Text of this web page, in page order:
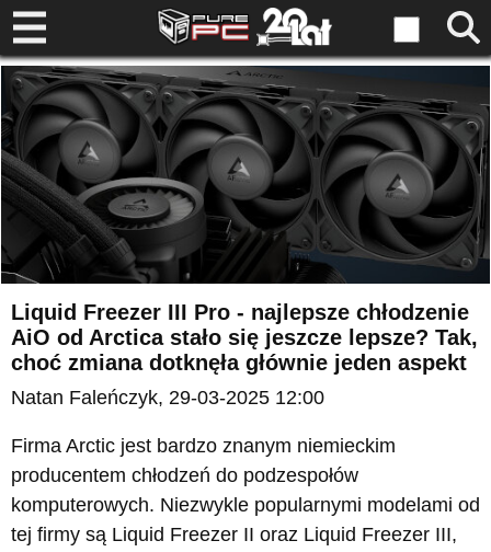
Liquid Freezer III Pro - najlepsze chłodzenie
AiO od Arctica stało się jeszcze lepsze? Tak,
choć zmiana dotknęła głównie jeden aspekt
Natan Faleńczyk, 29-03-2025 12:00
Firma Arctic jest bardzo znanym niemieckim
producentem chłodzeń do podzespołów
komputerowych. Niezwykle popularnymi modelami od
tej firmy są Liquid Freezer II oraz Liquid Freezer III,